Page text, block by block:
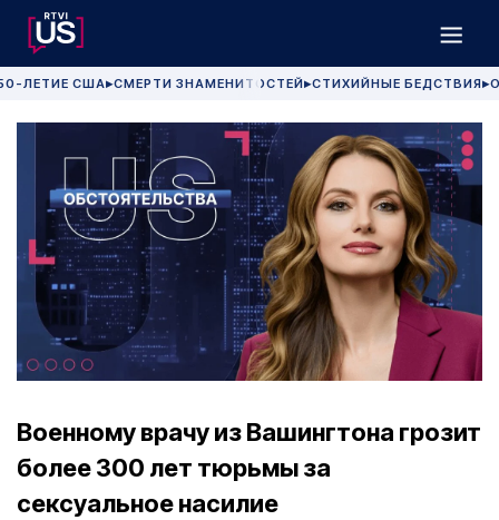
ЛЕТИЕ США▶СМЕРТИ ЗНАМЕНИТОСТЕЙ▶СТИХИЙНЫЕ БЕДСТВИЯ▶
Военному врачу из Вашингтона грозит
более 300 лет тюрьмы за
сексуальное насилие